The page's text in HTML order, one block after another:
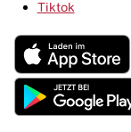
Tiktok